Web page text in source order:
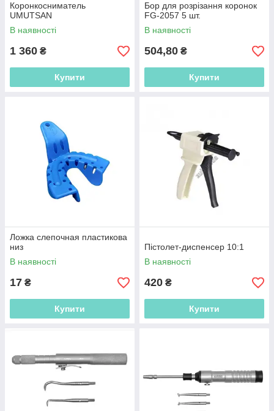
Коронкосниматель
UMUTSAN
В наявності
1 360 ₴
Купити
Бор для розрізання коронок
FG-2057 5 шт.
В наявності
504,80 ₴
Купити
Ложка слепочная пластикова
низ
В наявності
17 ₴
Купити
Пістолет-диспенсер 10:1
В наявності
420 ₴
Купити